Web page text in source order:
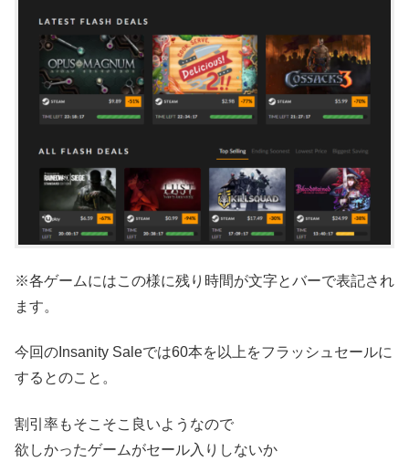
※各ゲームにはこの様に残り時間が文字とバーで表記され
ます。
今回のInsanity Saleでは60本を以上をフラッシュセールに
するとのこと。
割引率もそこそこ良いようなので
欲しかったゲームがセール入りしないか